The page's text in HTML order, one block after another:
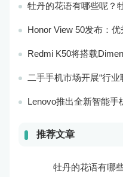
牡丹的花语有哪些呢？
Honor View 50发布：优秀
Redmi K50将搭载
二手手机市场开展“行业联
Lenovo推出全新智能手机
推荐文章
牡丹的花语有哪